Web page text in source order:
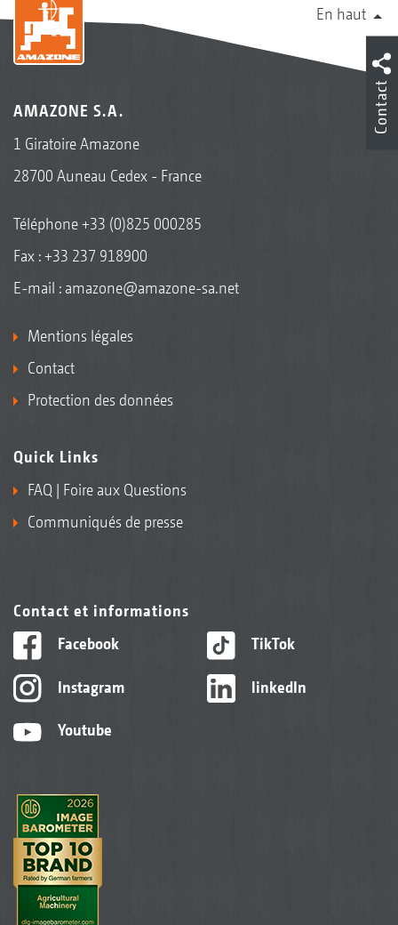
En haut
AMAZONE S.A.
1 Giratoire Amazone
28700 Auneau Cedex - France
Téléphone+33 (0)825 000285
Fax : +33 237 918900
E-mail : amazone@amazone-sa.net
Mentions légales
Contact
Protection des données
Quick Links
FAQ | Foire aux Questions
Communiqués de presse
Contact et informations
Facebook
Instagram
Youtube
TikTok
linkedIn
Contact